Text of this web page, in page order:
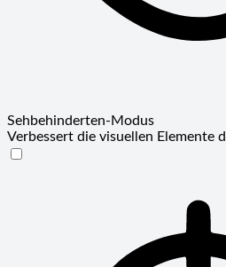
Sehbehinderten-Modus
Verbessert die visuellen Elemente